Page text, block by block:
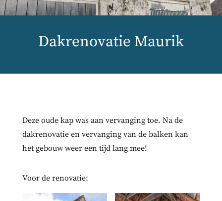
Dakrenovatie Maurik
Deze oude kap was aan vervanging toe. Na de
dakrenovatie en vervanging van de balken kan
het gebouw weer een tijd lang mee!
Voor de renovatie: